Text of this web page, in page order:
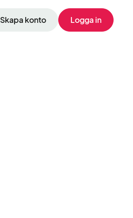
Skapa konto Logga in